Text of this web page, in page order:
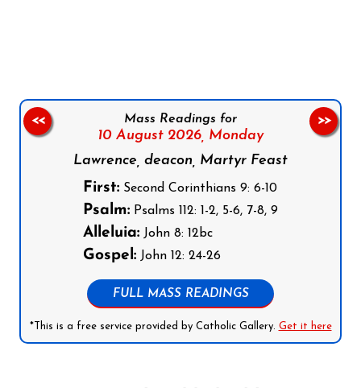
Mass Readings for
10 August 2026, Monday
Lawrence, deacon, Martyr Feast
First: Second Corinthians 9: 6-10
Psalm: Psalms 112: 1-2, 5-6, 7-8, 9
Alleluia: John 8: 12bc
Gospel: John 12: 24-26
FULL MASS READINGS
*This is a free service provided by Catholic Gallery. Get it here
<< >>